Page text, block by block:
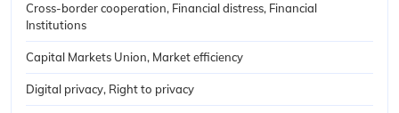
Cross-border cooperation, Financial distress, Financial
Institutions
Capital Markets Union, Market efficiency
Digital privacy, Right to privacy